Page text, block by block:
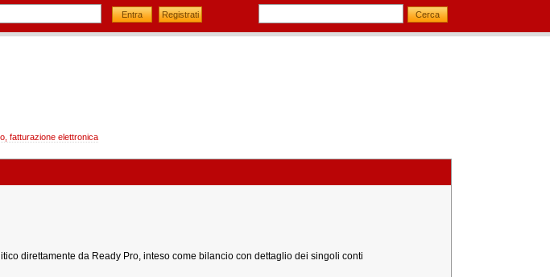
fatturazione elettronica
direttamente da Ready Pro, inteso come bilancio con dettaglio dei singoli conti